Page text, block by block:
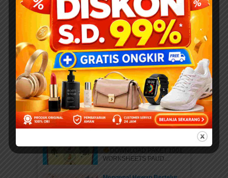
PDF Karya Kak Nurul Ihsan
DOWNLOAD EBOOK
ANAK DENGAN DONASI...
Daftar Anggota Elibrary.id
Daftar di sini Salam Sahabat
elibrary.id...
Mengenal Jenis Kaki
Binatang: Petualangan Rara
di Hutan Ajaib
DOWNLOAD PAKET 1001
WORKSHEETS PAUD...
WORKSHEETS PAUD...